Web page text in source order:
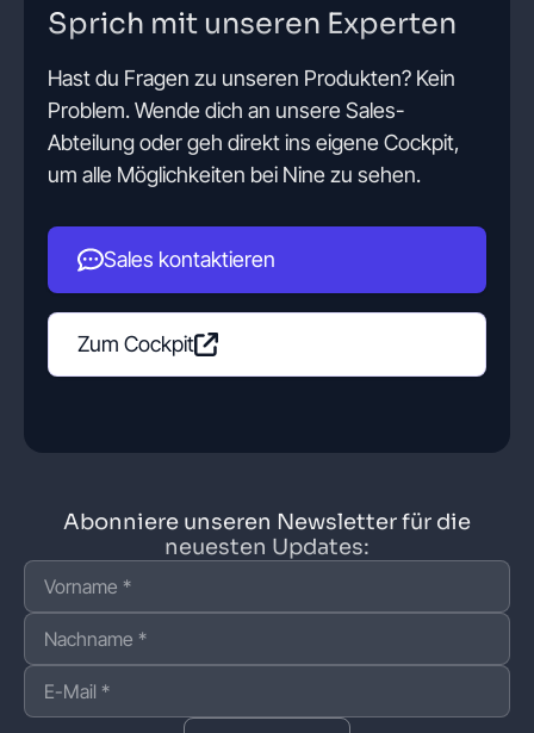
Sprich mit unseren Experten
Hast du Fragen zu unseren Produkten? Kein
Problem. Wende dich an unsere Sales-
Abteilung oder geh direkt ins eigene Cockpit,
um alle Möglichkeiten bei Nine zu sehen.
Sales kontaktieren
Zum Cockpit
Abonniere unseren Newsletter für die
neuesten Updates: